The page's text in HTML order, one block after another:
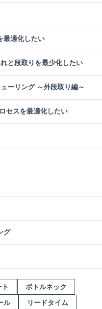
最適化したい
と段取りを最少化したい
ーリング ～外段取り編～
セスを最適化したい
グ
ボトルネック
ル
リードタイム